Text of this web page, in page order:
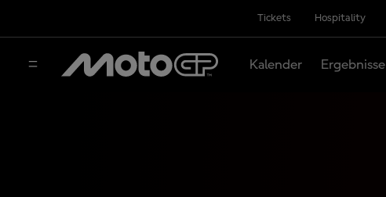
Tickets Hospitality
Kalender Ergebnisse